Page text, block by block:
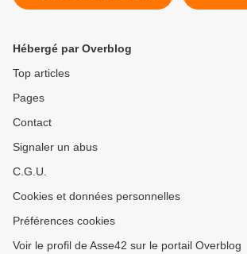
présidentielle!
Hébergé par Overblog
Top articles
Pages
Contact
Signaler un abus
C.G.U.
Cookies et données personnelles
Préférences cookies
Voir le profil de Asse42 sur le portail Overblog